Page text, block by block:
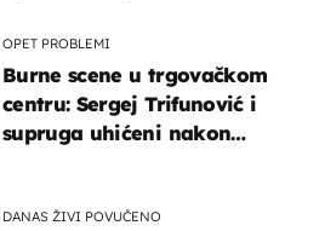
OPET PROBLEMI
Burne scene u trgovačkom
centru: Sergej Trifunović i
supruga uhićeni nakon
DANAS ŽIVI POVUČENO